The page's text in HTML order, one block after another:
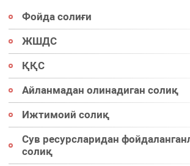
Фойда солиғи
ЖШДС
ҚҚС
Айланмадан олинадиган солиқ
Ижтимоий солиқ
Сув ресурсларидан
солиқ